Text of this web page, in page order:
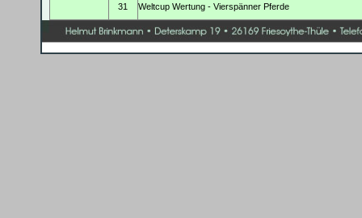
31 Weltcup Wertung - Vierspänner Pferde